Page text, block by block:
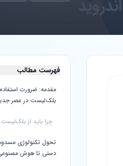
فهرست مطالب
مقدمه: ضرورت استفاده
بلک‌لیست در عصر
چرا باید از بلک‌لیست
تحول تکنولوژی
دستی تا هوش